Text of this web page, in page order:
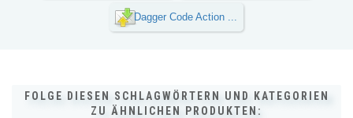
Dagger Code Action ...
FOLGE DIESEN SCHLAGWÖRTERN UND KATEGORIEN
ZU ÄHNLICHEN PRODUKTEN: